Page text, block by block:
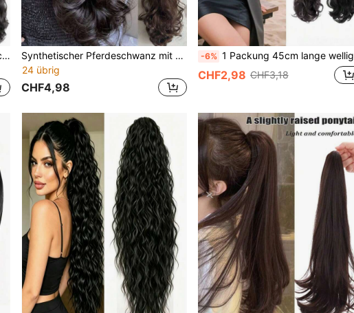
20 Zoll Krallen-Pferdeschwanz Locken Clip-In Haarverlängerungen, lange wellige synthetische Haare Pferdeschwanz kräftige Clip-In Haarverlängerungen, Haarvolumen verbessern Sommer Haaraccessoires
Synthetischer Pferdeschwanz mit Locken, Clip-On Kunstpferdeschwanz, realistische Haarstruktur, flauschig natürlich, langes Haar, tiefer Pferdeschwanz Perücke
24 übrig
CHF4,98
-6% 1 Packung 45cm lange wellige Pferdeschwanz-Haarverlängerungen, elastisches Band synthetisches Pferdeschwanz-Haarteil, natürliche lockige Kunsthaare für Frauen, Haaraccessoires
CHF2,98 CHF3,18